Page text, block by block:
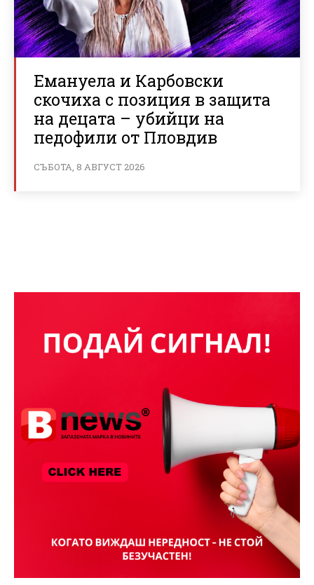
Емануела и Карбовски
скочиха с позиция в защита
на децата – убийци на
педофили от Пловдив
СЪБОТА, 8 АВГУСТ 2026